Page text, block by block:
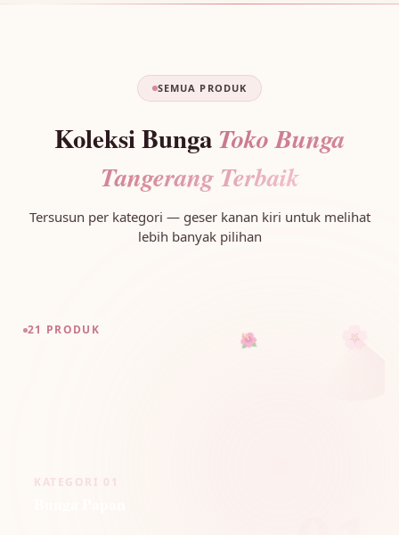
🌺
SEMUA PRODUK
Koleksi Bunga Toko Bunga
Tangerang Terbaik
Tersusun per kategori — geser kanan kiri untuk melihat
lebih banyak pilihan
21 PRODUK 🌸
KATEGORI 01